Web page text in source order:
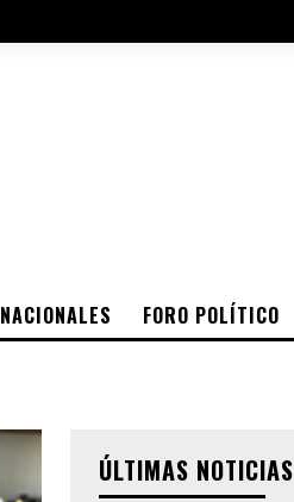
NACIONALES FORO POLÍTICO
ÚLTIMAS NOTICIAS